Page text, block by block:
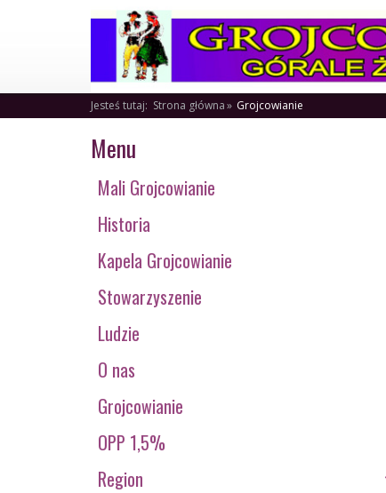
Jesteś tutaj: Strona główna Grojcowianie
Menu
Mali Grojcowianie
Historia
Kapela Grojcowianie
Stowarzyszenie
Ludzie
O nas
Grojcowianie
OPP 1,5%
Region